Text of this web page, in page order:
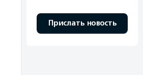
Прислать новость